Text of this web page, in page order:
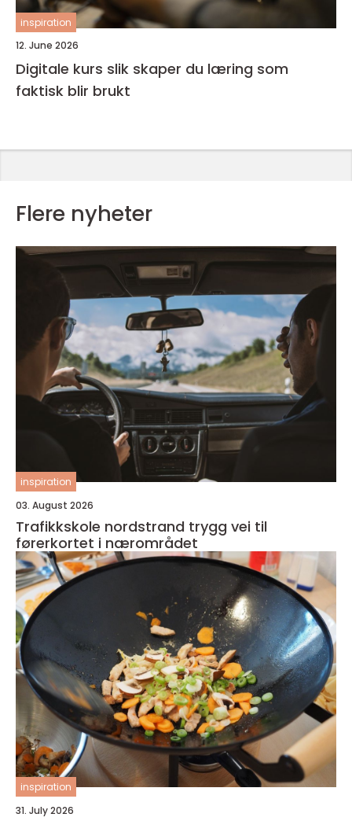
inspiration
12. June 2026
Digitale kurs slik skaper du læring som
faktisk blir brukt
Flere nyheter
inspiration
03. August 2026
Trafikkskole nordstrand trygg vei til
førerkortet i nærområdet
inspiration
31. July 2026